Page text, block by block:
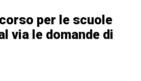
per le scuole
via le domande di